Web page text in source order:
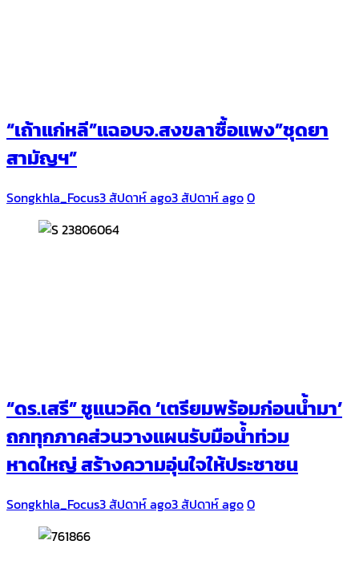
“เถ้าแก่หลี”แฉอบจ.สงขลาซื้อแพง”ชุดยา
สามัญฯ”
Songkhla_Focus3 สัปดาห์ ago3 สัปดาห์ ago0
“ดร.เสรี” ชูแนวคิด ‘เตรียมพร้อมก่อนน้ำมา’
ถกทุกภาคส่วนวางแผนรับมือน้ำท่วม
หาดใหญ่ สร้างความอุ่นใจให้ประชาชน
Songkhla_Focus3 สัปดาห์ ago3 สัปดาห์ ago0